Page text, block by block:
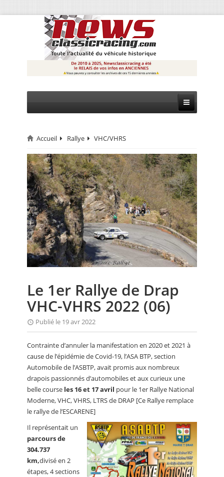
CIRCUIT
RALLYE
MONTAGNE
EVÈNEMENTS
CALENDRIER
FOCUS
ANNUAIRES
PETITES ANNONCES
Accueil Rallye VHC/VHRS
Le 1er Rallye de Drap
VHC-VHRS 2022 (06)
Publié le 19 avr 2022
Contrainte d’annuler la manifestation en 2020 et 2021 à
cause de l’épidémie de Covid-19, l’ASA BTP, section
Automobile de l’ASBTP, avait promis aux nombreux
drapois passionnés d’automobiles et aux curieux une
belle course les 16 et 17 avril pour le 1er Rallye National
Moderne, VHC, VHRS, LTRS de DRAP [Ce Rallye remplace
le rallye de l’ESCARENE]
Il représentait un
parcours de
304.737
km,divisé en 2
étapes, 4 sections